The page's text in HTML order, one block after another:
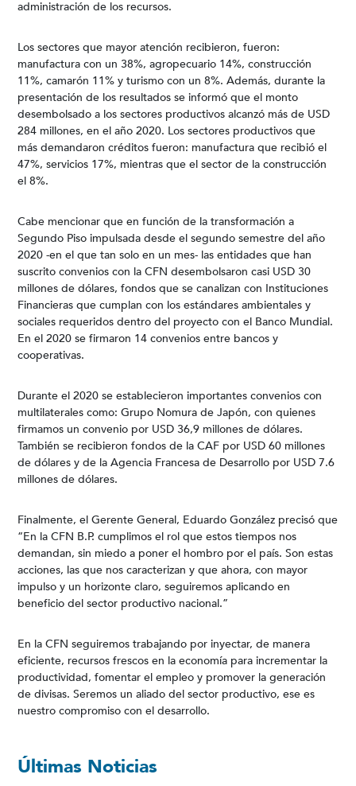
administración de los recursos.
Los sectores que mayor atención recibieron, fueron:
manufactura con un 38%, agropecuario 14%, construcción
11%, camarón 11% y turismo con un 8%. Además, durante la
presentación de los resultados se informó que el monto
desembolsado a los sectores productivos alcanzó más de USD
284 millones, en el año 2020. Los sectores productivos que
más demandaron créditos fueron: manufactura que recibió el
47%, servicios 17%, mientras que el sector de la construcción
el 8%.
Cabe mencionar que en función de la transformación a
Segundo Piso impulsada desde el segundo semestre del año
2020 -en el que tan solo en un mes- las entidades que han
suscrito convenios con la CFN desembolsaron casi USD 30
millones de dólares, fondos que se canalizan con Instituciones
Financieras que cumplan con los estándares ambientales y
sociales requeridos dentro del proyecto con el Banco Mundial.
En el 2020 se firmaron 14 convenios entre bancos y
cooperativas.
Durante el 2020 se establecieron importantes convenios con
multilaterales como: Grupo Nomura de Japón, con quienes
firmamos un convenio por USD 36,9 millones de dólares.
También se recibieron fondos de la CAF por USD 60 millones
de dólares y de la Agencia Francesa de Desarrollo por USD 7.6
millones de dólares.
Finalmente, el Gerente General, Eduardo González precisó que
“En la CFN B.P. cumplimos el rol que estos tiempos nos
demandan, sin miedo a poner el hombro por el país. Son estas
acciones, las que nos caracterizan y que ahora, con mayor
impulso y un horizonte claro, seguiremos aplicando en
beneficio del sector productivo nacional.”
En la CFN seguiremos trabajando por inyectar, de manera
eficiente, recursos frescos en la economía para incrementar la
productividad, fomentar el empleo y promover la generación
de divisas. Seremos un aliado del sector productivo, ese es
nuestro compromiso con el desarrollo.
Últimas Noticias